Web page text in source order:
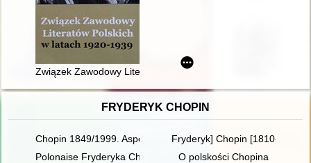
Związek Zawodowy Literatów Polskich w latach 1920-1939
FRYDERYK CHOPIN
Chopin 1849/1999. Aspekte der Rezeptions- und
Fryderyk] Chopin [1810-1849].
Polonaise Fryderyka Chopina. Zagadka inicjalnej figury
O polskości Chopina